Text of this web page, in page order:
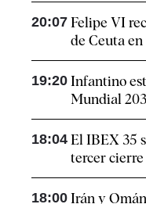
20:07 Felipe VI
de Ceuta
19:20 Infantino
Mundial
18:04 El IBEX 35
tercer cierre
18:00 Irán y